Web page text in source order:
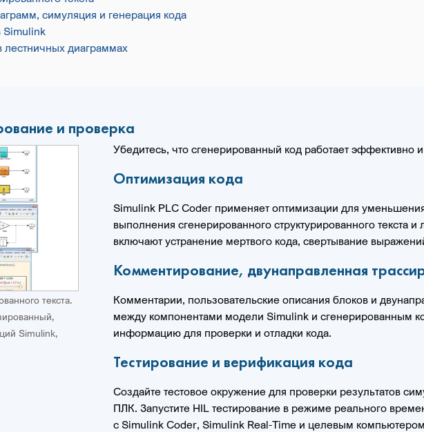
симуляция и генерация кода
Simulink
диаграммах
и проверка
текста.
Simulink,
Убедитесь, что сгенерированный код работает эффективно
Оптимизация кода
Simulink PLC Coder применяет оптимизации для
выполнения сгенерированного структурированного текста
включают устранение мертвого кода, свертывание
Комментирование, двунаправленная
Комментарии, пользовательские описания блоков и
между компонентами модели Simulink и сгенерированным
информацию для проверки и отладки кода.
Тестирование и верификация кода
Создайте тестовое окружение для проверки результатов
ПЛК. Запустите HIL тестирование в режиме реального
с Simulink Coder, Simulink Real-Time и целевым